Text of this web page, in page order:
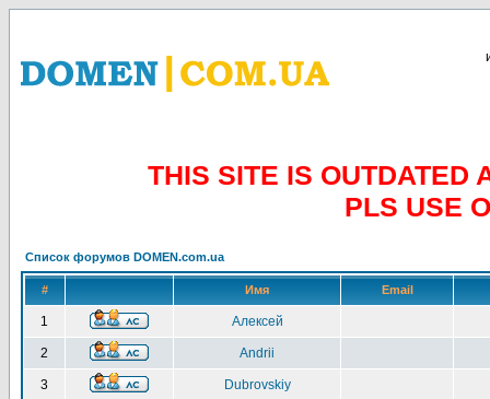
THIS SITE IS OUTDATED
PLS USE
Список форумов DOMEN.com.ua
# Имя Email
1 Алексей
2 Andrii
3 Dubrovskiy